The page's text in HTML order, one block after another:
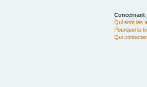
Concernant
Qui sont les
Pourquoi la
Qui